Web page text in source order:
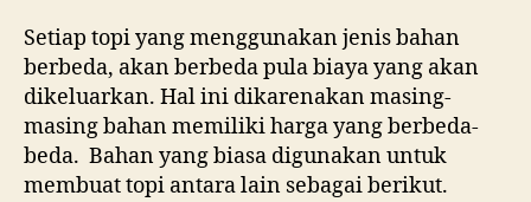
Setiap topi yang menggunakan jenis bahan
berbeda, akan berbeda pula biaya yang akan
dikeluarkan. Hal ini dikarenakan masing-
masing bahan memiliki harga yang berbeda-
beda. Bahan yang biasa digunakan untuk
membuat topi antara lain sebagai berikut.